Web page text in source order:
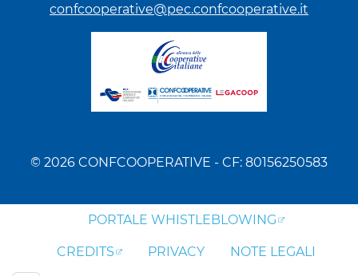
confcooperative@pec.confcooperative.it
© 2026 CONFCOOPERATIVE - CF: 80156250583
PORTALE WHISTLEBLOWING
CREDITS PRIVACY NOTE LEGALI